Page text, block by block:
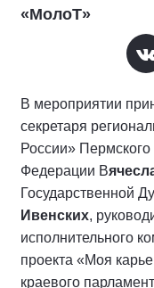
«МолоТ»
В мероприятии
секретаря
России» Пермского
Федерации В
Государственной
Ивенских,
исполнительного
проекта «Моя
краевого